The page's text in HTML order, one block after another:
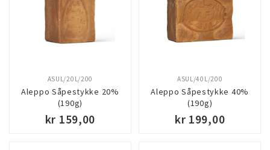
Aleppo Såpestykke 20%
(190g)
ASUL/20L/200
kr 159,00
Aleppo Såpestykke 40%
(190g)
ASUL/40L/200
kr 199,00